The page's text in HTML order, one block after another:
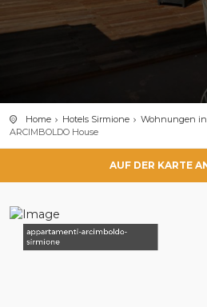
Home Hotels Sirmione
Wohnungen
ARCIMBOLDO House
AUF DER KARTE
appartamenti-arcimboldo-
sirmione